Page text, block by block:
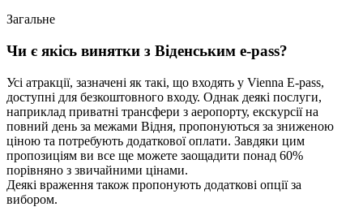
Загальне
Чи є якісь винятки з Віденським e-pass?
Усі атракції, зазначені як такі, що входять у Vienna E-pass,
доступні для безкоштовного входу. Однак деякі послуги,
наприклад приватні трансфери з аеропорту, екскурсії на
повний день за межами Відня, пропонуються за зниженою
ціною та потребують додаткової оплати. Завдяки цим
пропозиціям ви все ще можете заощадити понад 60%
порівняно з звичайними цінами.
Деякі враження також пропонують додаткові опції за
вибором.